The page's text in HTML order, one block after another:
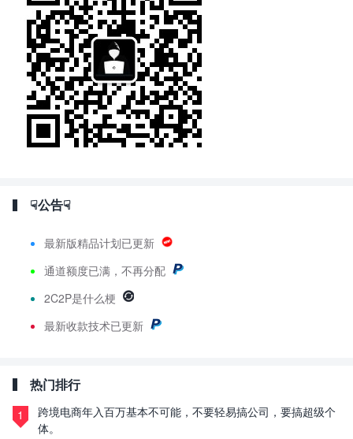
☟公告☟
最新版精品计划已更新
通道额度已满，不再分配
2C2P是什么梗
最新收款技术已更新
热门排行
1
跨境电商年入百万基本不可能，不要轻易搞公司，要搞超级个
体。